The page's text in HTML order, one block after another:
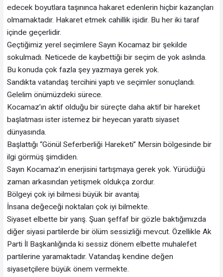
edecek boyutlara taşınınca hakaret edenlerin hiçbir kazançları
olmamaktadır. Hakaret etmek cahillik işidir. Bu her iki taraf
içinde geçerlidir.
Geçtiğimiz yerel seçimlere Sayın Kocamaz bir şekilde
sokulmadı. Neticede de kaybettiği bir seçim de yok aslında.
Bu konuda çok fazla şey yazmaya gerek yok.
Sandıkta vatandaş tercihini yaptı ve seçimler sonuçlandı.
Gelelim önümüzdeki sürece.
Kocamaz’ın aktif olduğu bir süreçte daha aktif bir hareket
başlatması ister istemez bir heyecan yarattı siyaset
dünyasında.
Başlattığı “Gönül Seferberliği Hareketi” Mersin bölgesinde bir
ilgi görmüş şimdiden.
Sayın Kocamaz’ın enerjisini tartışmaya gerek yok. Yürüdüğü
zaman arkasından yetişmek oldukça zordur.
Bölgeyi çok iyi bilmesi büyük bir avantaj.
İnsana değeceği noktaları çok iyi bilmekte.
Siyaset elbette bir yarış. Şuan şeffaf bir gözle baktığımızda
diğer siyasi partilerde bir ölüm sessizliği mevcut. Özellikle Ak
Parti İl Başkanlığında ki sessiz dönem elbette muhalefet
partilerine yaramaktadır. Vatandaş kendine değen
siyasetçilere büyük önem vermekte.